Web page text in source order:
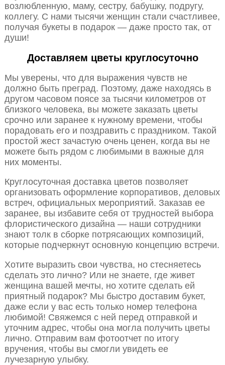
возлюбленную, маму, сестру, бабушку, подругу,
коллегу. С нами тысячи женщин стали счастливее,
получая букеты в подарок — даже просто так, от
души!
Доставляем цветы круглосуточно
Мы уверены, что для выражения чувств не
должно быть преград. Поэтому, даже находясь в
другом часовом поясе за тысячи километров от
близкого человека, вы можете заказать цветы
срочно или заранее к нужному времени, чтобы
порадовать его и поздравить с праздником. Такой
простой жест зачастую очень ценен, когда вы не
можете быть рядом с любимыми в важные для
них моменты.
Круглосуточная доставка цветов позволяет
организовать оформление корпоративов, деловых
встреч, официальных мероприятий. Заказав ее
заранее, вы избавите себя от трудностей выбора
флористического дизайна — наши сотрудники
знают толк в сборке потрясающих композиций,
которые подчеркнут основную концепцию встречи.
Хотите выразить свои чувства, но стесняетесь
сделать это лично? Или не знаете, где живет
женщина вашей мечты, но хотите сделать ей
приятный подарок? Мы быстро доставим букет,
даже если у вас есть только номер телефона
любимой! Свяжемся с ней перед отправкой и
уточним адрес, чтобы она могла получить цветы
лично. Отправим вам фотоотчет по итогу
вручения, чтобы вы смогли увидеть ее
лучезарную улыбку.